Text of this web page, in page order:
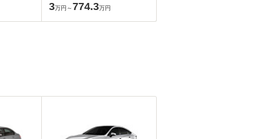
3万円～774.3万円